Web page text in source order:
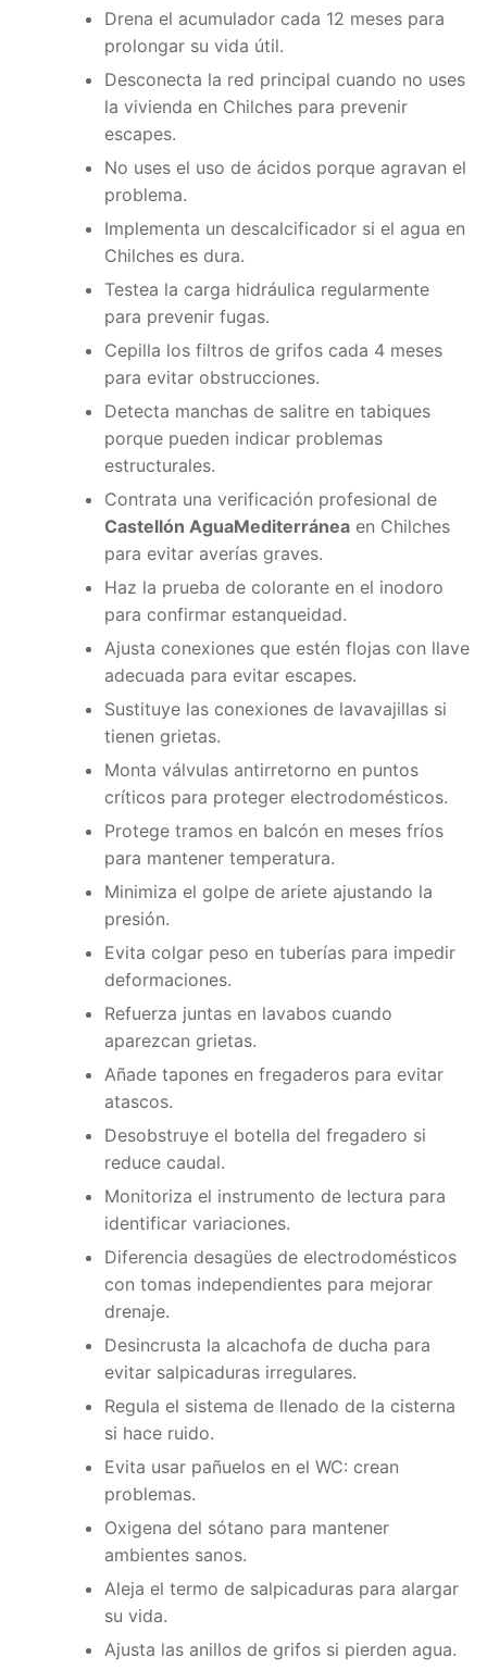
Drena el acumulador cada 12 meses para
prolongar su vida útil.
Desconecta la red principal cuando no uses
la vivienda en Chilches para prevenir
escapes.
No uses el uso de ácidos porque agravan el
problema.
Implementa un descalcificador si el agua en
Chilches es dura.
Testea la carga hidráulica regularmente
para prevenir fugas.
Cepilla los filtros de grifos cada 4 meses
para evitar obstrucciones.
Detecta manchas de salitre en tabiques
porque pueden indicar problemas
estructurales.
Contrata una verificación profesional de
Castellón AguaMediterránea en Chilches
para evitar averías graves.
Haz la prueba de colorante en el inodoro
para confirmar estanqueidad.
Ajusta conexiones que estén flojas con llave
adecuada para evitar escapes.
Sustituye las conexiones de lavavajillas si
tienen grietas.
Monta válvulas antirretorno en puntos
críticos para proteger electrodomésticos.
Protege tramos en balcón en meses fríos
para mantener temperatura.
Minimiza el golpe de ariete ajustando la
presión.
Evita colgar peso en tuberías para impedir
deformaciones.
Refuerza juntas en lavabos cuando
aparezcan grietas.
Añade tapones en fregaderos para evitar
atascos.
Desobstruye el botella del fregadero si
reduce caudal.
Monitoriza el instrumento de lectura para
identificar variaciones.
Diferencia desagües de electrodomésticos
con tomas independientes para mejorar
drenaje.
Desincrusta la alcachofa de ducha para
evitar salpicaduras irregulares.
Regula el sistema de llenado de la cisterna
si hace ruido.
Evita usar pañuelos en el WC: crean
problemas.
Oxigena del sótano para mantener
ambientes sanos.
Aleja el termo de salpicaduras para alargar
su vida.
Ajusta las anillos de grifos si pierden agua.